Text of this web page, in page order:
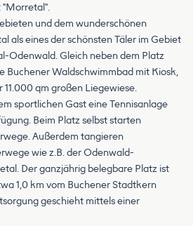
"Morretal".
und dem wunderschönen
als eines der schönsten Täler im Gebiet
Odenwald. Gleich neben dem Platz
Buchener Waldschwimmbad mit Kiosk,
qm großen Liegewiese.
sportlichen Gast eine Tennisanlage
Beim Platz selbst starten
Außerdem tangieren
wie z.B. der Odenwald-
Der ganzjährig belegbare Platz ist
1,0 km vom Buchener Stadtkern
geschieht mittels einer